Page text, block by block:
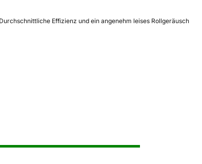
Effizienz und ein angenehm leises Rollgeräusch